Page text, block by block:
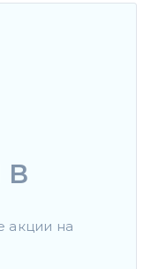
В
акции на